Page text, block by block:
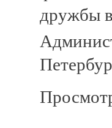
дружбы